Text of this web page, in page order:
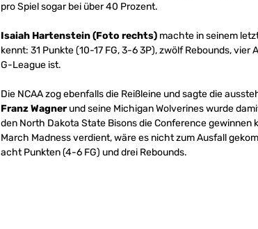
pro Spiel sogar bei über 40 Prozent.
Isaiah Hartenstein (Foto rechts) machte in seinem
kennt: 31 Punkte (10-17 FG, 3-6 3P), zwölf Rebounds,
G-League ist.
Die NCAA zog ebenfalls die Reißleine und sagte die
Franz Wagnerund seine Michigan Wolverines wurde
den North Dakota State Bisons die Conference
March Madness verdient, wäre es nicht zum Ausfall
acht Punkten (4-6 FG) und drei Rebounds.